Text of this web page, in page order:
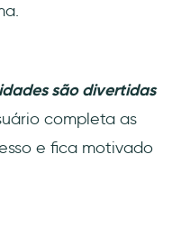
são divertidas
completa as
e fica motivado